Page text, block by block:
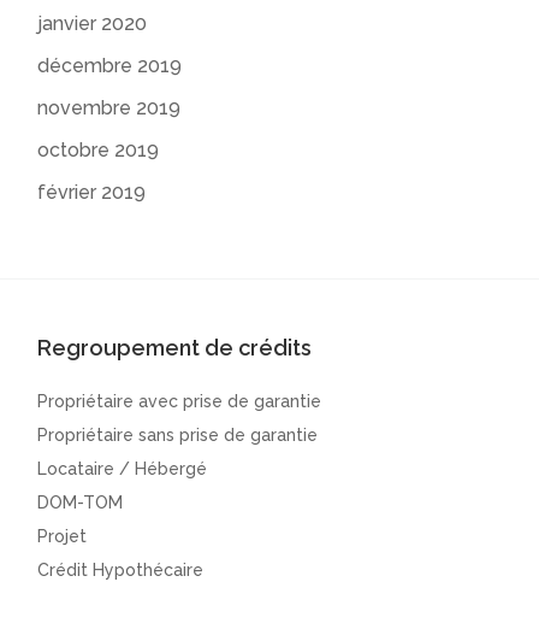
janvier 2020
décembre 2019
novembre 2019
octobre 2019
février 2019
Regroupement de crédits
Propriétaire avec prise de garantie
Propriétaire sans prise de garantie
Locataire / Hébergé
DOM-TOM
Projet
Crédit Hypothécaire